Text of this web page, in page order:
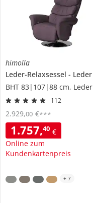
himolla
Leder-Relaxsessel
Leder
BHT 83|107|88 cm, Leder
112
1.757,40 €
Online zum
Kundenkartenpreis
2.929,00 €***
+ 7